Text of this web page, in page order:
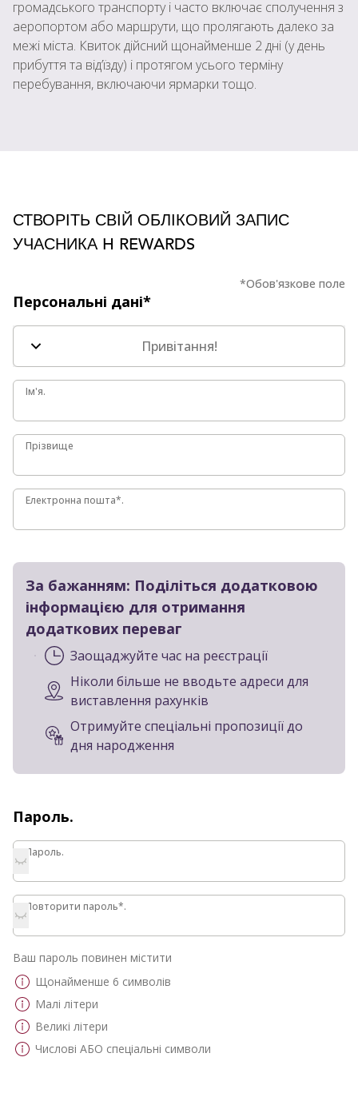
громадського транспорту і часто включає сполучення з
аеропортом або маршрути, що пролягають далеко за
межі міста. Квиток дійсний щонайменше 2 дні (у день
прибуття та від’їзду) і протягом усього терміну
перебування, включаючи ярмарки тощо.
СТВОРІТЬ СВІЙ ОБЛІКОВИЙ ЗАПИС
УЧАСНИКА H REWARDS
*Обов'язкове поле
Персональні дані*
Привітання!
Ім'я.Ім'я.
Прізвище
Прізвище
Електронна пошта*.
Електронна пошта*.
За бажанням: Поділіться додатковою
інформацією для отримання
додаткових переваг
Заощаджуйте час на реєстрації
Ніколи більше не вводьте адреси для
виставлення рахунків
Отримуйте спеціальні пропозиції до
дня народження
Пароль.
Пароль.
Пароль.
Повторити пароль*.
Повторити пароль*.
Ваш пароль повинен містити
Щонайменше 6 символів
Малі літери
Великі літери
Числові АБО спеціальні символи